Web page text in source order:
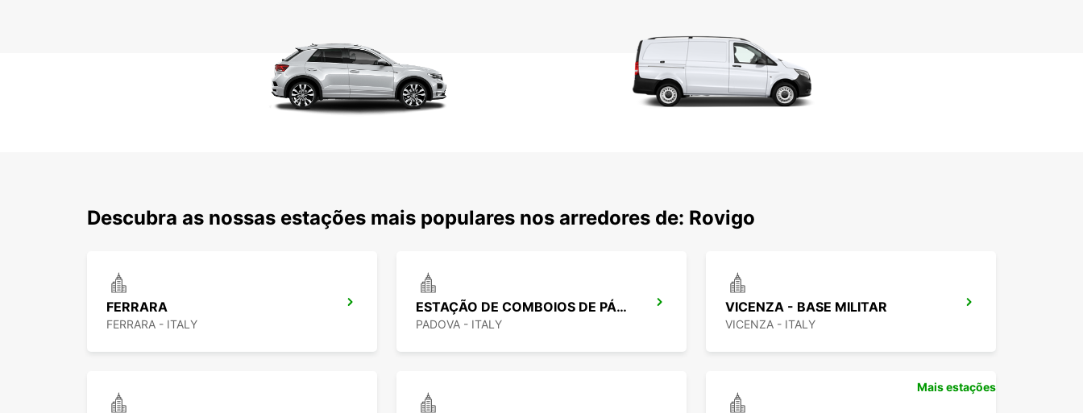
Descubra as nossas estações mais populares nos arredores de: Rovigo
FERRARA
FERRARA - ITALY
ESTAÇÃO DE COMBOIOS DE PÁDUA
PADOVA - ITALY
VICENZA - BASE MILITAR
VICENZA - ITALY
Mais estações